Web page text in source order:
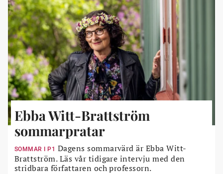
Ebba Witt-Brattström
sommarpratar
SOMMAR I P1 Dagens sommarvärd är Ebba Witt-
Brattström. Läs vår tidigare intervju med den
stridbara författaren och professorn.